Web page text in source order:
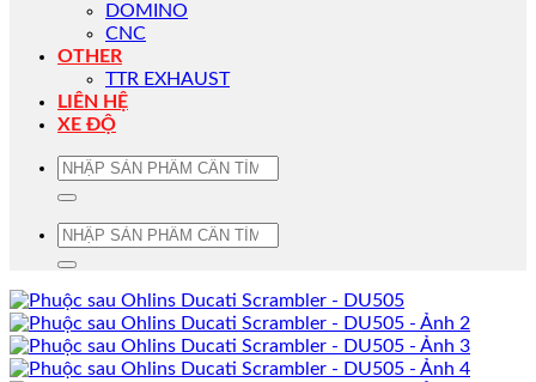
DOMINO
CNC
OTHER
TTR EXHAUST
LIÊN HỆ
XE ĐỘ
Tìm
Tìm